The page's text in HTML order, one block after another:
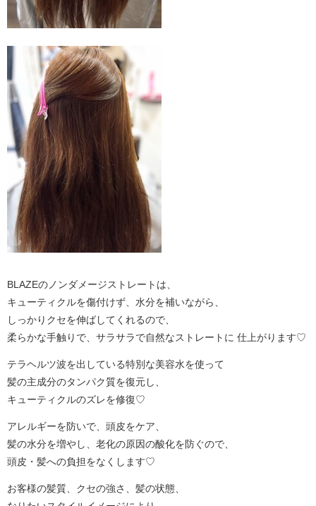
BLAZEのノンダメージストレートは、
キューティクルを傷付けず、水分を補いながら、
しっかりクセを伸ばしてくれるので、
柔らかな手触りで、サラサラで自然なストレートに 仕上がります♡
テラヘルツ波を出している特別な美容水を使って
髪の主成分のタンパク質を復元し、
キューティクルのズレを修復♡
アレルギーを防いで、頭皮をケア、
髪の水分を増やし、老化の原因の酸化を防ぐので、
頭皮・髪への負担をなくします♡
お客様の髪質、クセの強さ、髪の状態、